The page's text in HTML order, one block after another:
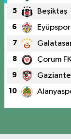
5 Beşiktaş
6 Eyüpspor
7
8 Çorum
9
10